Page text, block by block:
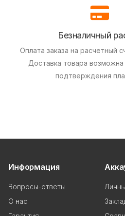
Безналичный
Оплата заказа на расчетный
Доставка товара возможна
подтверждения
Информация
Вопросы-ответы
О нас